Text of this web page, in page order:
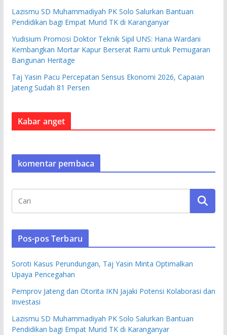
Lazismu SD Muhammadiyah PK Solo Salurkan Bantuan
Pendidikan bagi Empat Murid TK di Karanganyar
Yudisium Promosi Doktor Teknik Sipil UNS: Hana Wardani
Kembangkan Mortar Kapur Berserat Rami untuk Pemugaran
Bangunan Heritage
Taj Yasin Pacu Percepatan Sensus Ekonomi 2026, Capaian
Jateng Sudah 81 Persen
Kabar anget
komentar pembaca
Pos-pos Terbaru
Soroti Kasus Perundungan, Taj Yasin Minta Optimalkan
Upaya Pencegahan
Pemprov Jateng dan Otorita IKN Jajaki Potensi Kolaborasi dan
Investasi
Lazismu SD Muhammadiyah PK Solo Salurkan Bantuan
Pendidikan bagi Empat Murid TK di Karanganyar